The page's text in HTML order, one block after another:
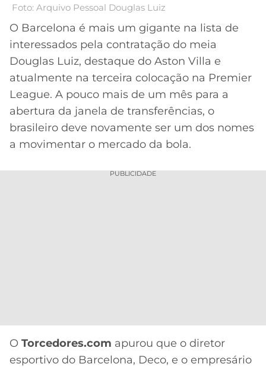
APOSTAS
CASSINOS
ONLINE
MELHORES
CASSINOS
ONLINE
2026
BOTAFOGO
VASCO
INTERNACIONAL
GRÊMIO
COPA
SUL-
AMERICANA
LIGA
DOS
CAMPEÕES
LALIGA
Foto: Arquivo Pessoal Douglas Luiz
O Barcelona é mais um gigante na lista de
interessados pela contratação do meia
Douglas Luiz, destaque do Aston Villa e
atualmente na terceira colocação na Premier
League. A pouco mais de um mês para a
abertura da janela de transferências, o
brasileiro deve novamente ser um dos nomes
a movimentar o mercado da bola.
PUBLICIDADE
O Torcedores.com apurou que o diretor
esportivo do Barcelona, Deco, e o empresário